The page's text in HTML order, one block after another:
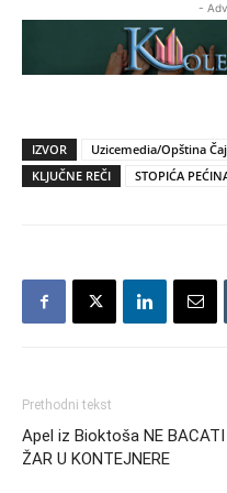
-
IZVOR
Uzicemedia/Opština
KLJUČNE REČI
STOPIĆA
Prethodni tekst
Apel iz Bioktoša NE BACATI
ŽAR U KONTEJNERE